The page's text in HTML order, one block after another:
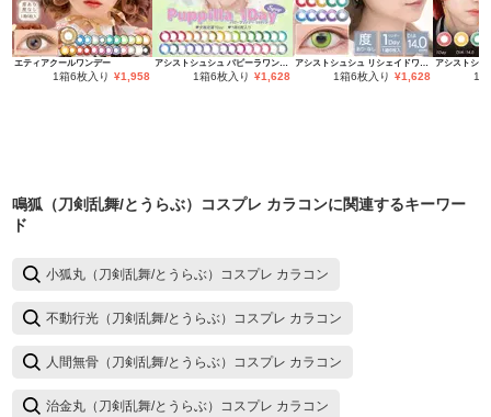
エティアクールワンデー
1箱6枚入り ¥1,958
アシストシュシュ パピーラワンデー
1箱6枚入り ¥1,628
アシストシュシュ リシェイドワンデー
1箱6枚入り ¥1,628 1
鳴狐（刀剣乱舞/とうらぶ）コスプレ カラコンに関連するキーワー
ド
小狐丸（刀剣乱舞/とうらぶ）コスプレ カラコン
不動行光（刀剣乱舞/とうらぶ）コスプレ カラコン
人間無骨（刀剣乱舞/とうらぶ）コスプレ カラコン
治金丸（刀剣乱舞/とうらぶ）コスプレ カラコン